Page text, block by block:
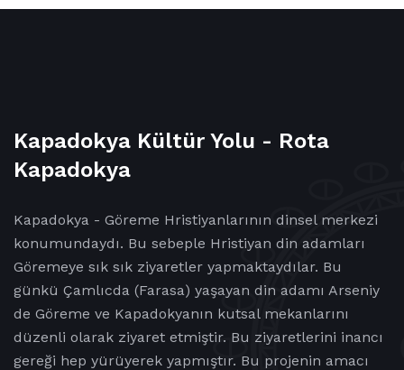
Kapadokya Kültür Yolu - Rota
Kapadokya
Kapadokya - Göreme Hristiyanlarının dinsel merkezi
konumundaydı. Bu sebeple Hristiyan din adamları
Göremeye sık sık ziyaretler yapmaktaydılar. Bu
günkü Çamlıcda (Farasa) yaşayan din adamı Arseniy
de Göreme ve Kapadokyanın kutsal mekanlarını
düzenli olarak ziyaret etmiştir. Bu ziyaretlerini inancı
gereği hep yürüyerek yapmıştır. Bu projenin amacı